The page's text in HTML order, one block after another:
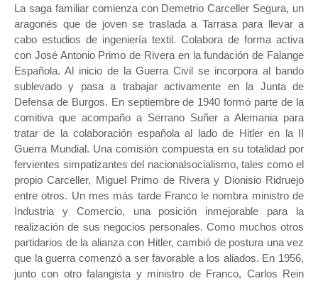
La saga familiar comienza con Demetrio Carceller Segura, un
aragonés que de joven se traslada a Tarrasa para llevar a
cabo estudios de ingeniería textil. Colabora de forma activa
con José Antonio Primo de Rivera en la fundación de Falange
Española. Al inicio de la Guerra Civil se incorpora al bando
sublevado y pasa a trabajar activamente en la Junta de
Defensa de Burgos. En septiembre de 1940 formó parte de la
comitiva que acompaño a Serrano Suñer a Alemania para
tratar de la colaboración española al lado de Hitler en la II
Guerra Mundial. Una comisión compuesta en su totalidad por
fervientes simpatizantes del nacionalsocialismo, tales como el
propio Carceller, Miguel Primo de Rivera y Dionisio Ridruejo
entre otros. Un mes más tarde Franco le nombra ministro de
Industria y Comercio, una posición inmejorable para la
realización de sus negocios personales. Como muchos otros
partidarios de la alianza con Hitler, cambió de postura una vez
que la guerra comenzó a ser favorable a los aliados. En 1956,
junto con otro falangista y ministro de Franco, Carlos Rein